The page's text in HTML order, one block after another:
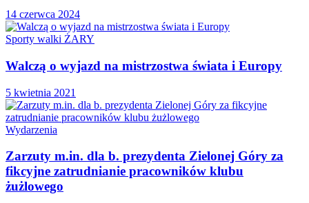
14 czerwca 2024
Sporty walki ŻARY
Walczą o wyjazd na mistrzostwa świata i Europy
5 kwietnia 2021
Wydarzenia
Zarzuty m.in. dla b. prezydenta Zielonej Góry za
fikcyjne zatrudnianie pracowników klubu
żużlowego